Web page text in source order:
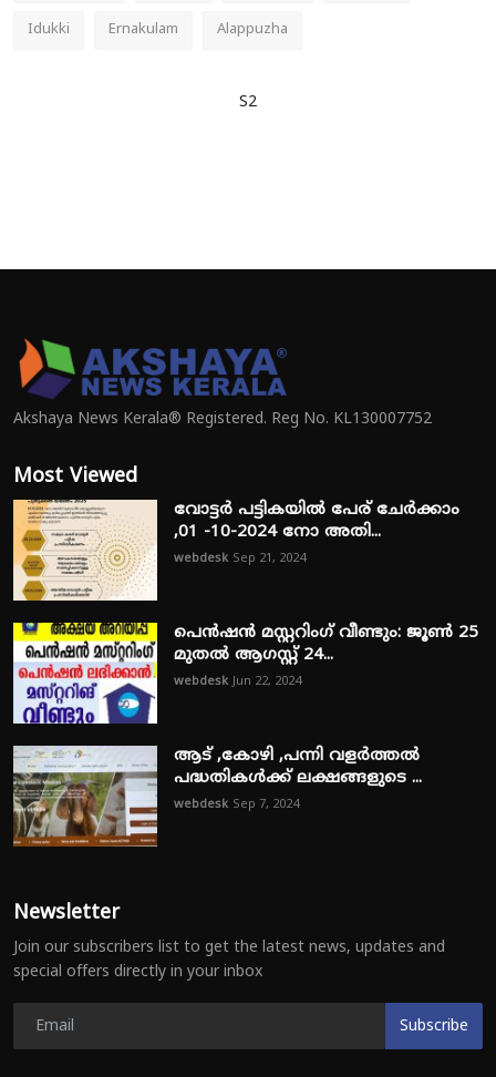
Idukki Ernakulam Alappuzha
S2
Akshaya News Kerala® Registered. Reg No. KL130007752
Most Viewed
വോട്ടർ പട്ടികയിൽ പേര് ചേർക്കാം
,01 -10-2024 നോ അതി...
webdesk Sep 21, 2024
പെൻഷൻ മസ്റ്ററിംഗ് വീണ്ടും: ജൂൺ 25
മുതൽ ആഗസ്റ്റ് 24...
webdesk Jun 22, 2024
ആട് ,കോഴി ,പന്നി വളർത്തൽ
പദ്ധതികൾക്ക് ലക്ഷങ്ങളുടെ ...
webdesk Sep 7, 2024
Newsletter
Join our subscribers list to get the latest news, updates and
special offers directly in your inbox
Subscribe